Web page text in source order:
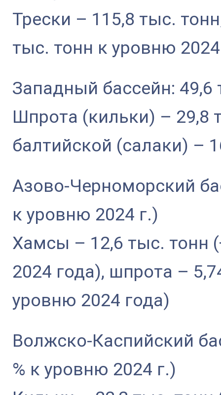
Трески – 115,8 тыс.
тыс. тонн к уровню
Западный бассейн: 49,6
Шпрота (кильки) – 29,8
балтийской (салаки) –
Азово-Черноморский
к уровню 2024 г.)
Хамсы – 12,6 тыс. тонн
2024 года), шпрота –
уровню 2024 года)
Волжско-Каспийский
% к уровню 2024 г.)